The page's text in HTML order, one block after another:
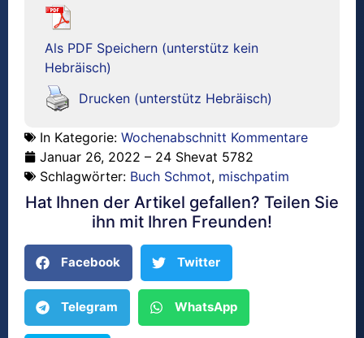
Als PDF Speichern (unterstütz kein
Hebräisch)
Drucken (unterstütz Hebräisch)
In Kategorie: Wochenabschnitt Kommentare
Januar 26, 2022 – 24 Shevat 5782
Schlagwörter: Buch Schmot, mischpatim
Hat Ihnen der Artikel gefallen? Teilen Sie
ihn mit Ihren Freunden!
Facebook Twitter
Telegram WhatsApp